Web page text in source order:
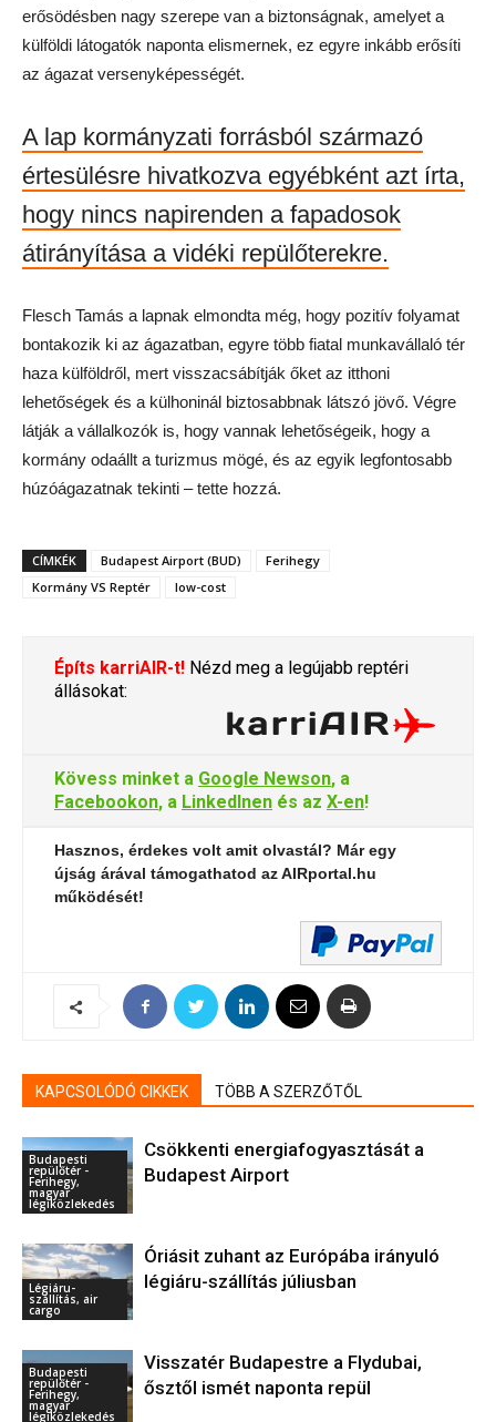
erősödésben nagy szerepe van a biztonságnak, amelyet a
külföldi látogatók naponta elismernek, ez egyre inkább erősíti
az ágazat versenyképességét.
A lap kormányzati forrásból származó
értesülésre hivatkozva egyébként azt írta,
hogy nincs napirenden a fapadosok
átirányítása a vidéki repülőterekre.
Flesch Tamás a lapnak elmondta még, hogy pozitív folyamat
bontakozik ki az ágazatban, egyre több fiatal munkavállaló tér
haza külföldről, mert visszacsábítják őket az itthoni
lehetőségek és a külhoninál biztosabbnak látszó jövő. Végre
látják a vállalkozók is, hogy vannak lehetőségeik, hogy a
kormány odaállt a turizmus mögé, és az egyik legfontosabb
húzóágazatnak tekinti – tette hozzá.
CÍMKÉK Budapest Airport (BUD)
Ferihegy
Kormány VS Reptér
low-cost
Építs karriAIR-t! Nézd meg a legújabb reptéri
állásokat:
Kövess minket a Google Newson, a
Facebookon, a LinkedInen és az X-en!
Hasznos, érdekes volt amit olvastál? Már egy
újság árával támogathatod az AIRportal.hu
működését!
KAPCSOLÓDÓ CIKKEK TÖBB A SZERZŐTŐL
Budapesti
repülőtér -
Ferihegy,
magyar
légiközlekedés
Csökkenti energiafogyasztását a
Budapest Airport
Légiáru-
szállítás, air
cargo
Óriásit zuhant az Európába irányuló
légiáru-szállítás júliusban
Budapesti
repülőtér -
Ferihegy,
magyar
légiközlekedés
Visszatér Budapestre a Flydubai,
ősztől ismét naponta repül